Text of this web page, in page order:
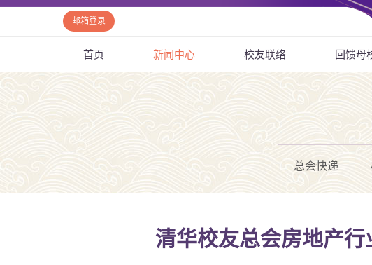
邮箱登录
首页 新闻中心 校友联络 回馈母
总会快递
清华校友总会房地产